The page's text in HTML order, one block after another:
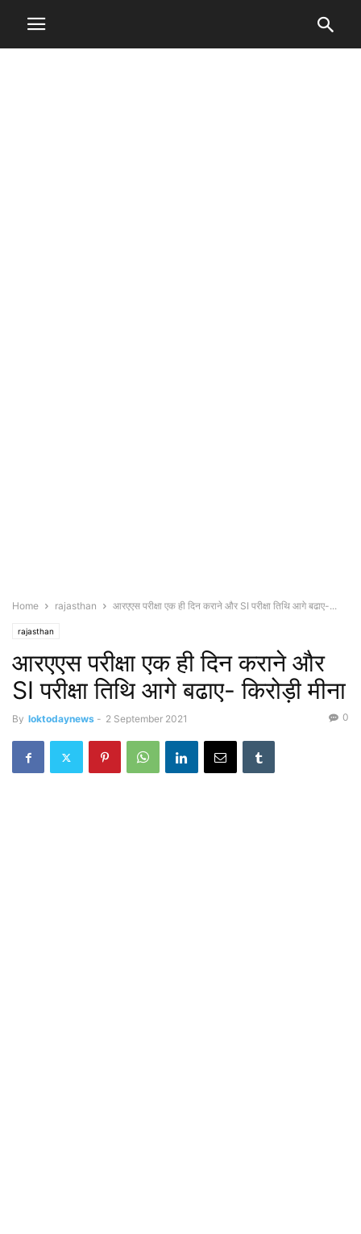
Home rajasthan आरएएस परीक्षा एक ही दिन कराने और SI परीक्षा तिथि आगे बढाए-...
rajasthan
आरएएस परीक्षा एक ही दिन कराने और
SI परीक्षा तिथि आगे बढाए- किरोड़ी मीना
By loktodaynews - 2 September 2021 0